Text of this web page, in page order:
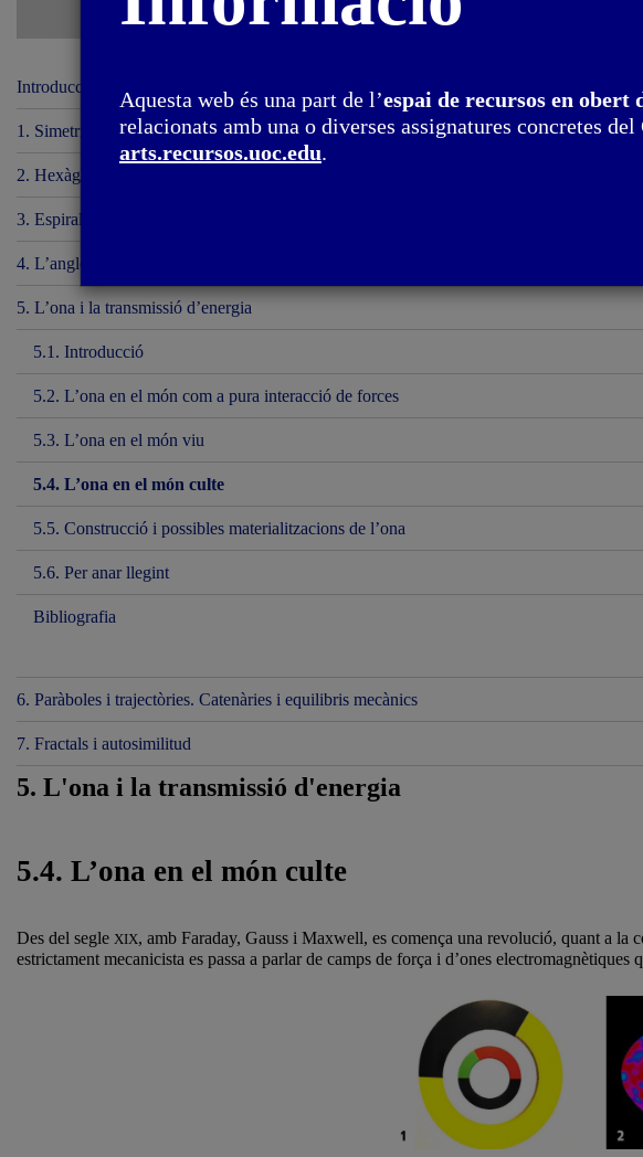
Introducció
1. Simetria circular i esfèrica
2. Hexàgon i tessel·lacions del pla
3. Espirals i hèlix
4. L’angle i la concentració de forces
5. L’ona i la transmissió d’energia
5.1. Introducció
5.2. L’ona en el món com a pura interacció de forces
5.3. L’ona en el món viu
5.4. L’ona en el món culte
5.5. Construcció i possibles materialitzacions de l’ona
5.6. Per anar llegint
Bibliografia
6. Paràboles i trajectòries. Catenàries i equilibris mecànics
7. Fractals i autosimilitud
5. L'ona i la transmissió d'energia
5.4. L’ona en el món culte
Des del segle XIX, amb Faraday, Gauss i Maxwell, es comença una revolució, quant a la
estrictament mecanicista es passa a parlar de camps de força i d’ones
Aquesta web és una part de l’espai de recursos en
relacionats amb una o diverses assignatures concretes
arts.recursos.uoc.edu.